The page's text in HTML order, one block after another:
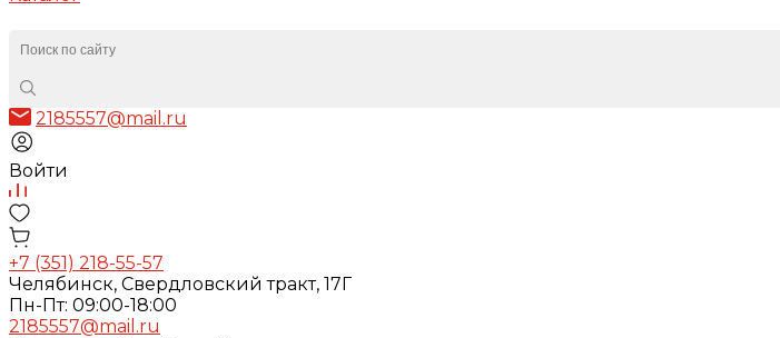
2185557@mail.ru
Войти
+7 (351) 218-55-57
Челябинск, Свердловский тракт, 17Г
Пн-Пт: 09:00-18:00
2185557@mail.ru